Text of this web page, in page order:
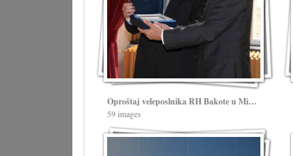
Oproštaj veleposlnika RH Bakote u Ministarstvu vanjskih poslova u Beču
59 images